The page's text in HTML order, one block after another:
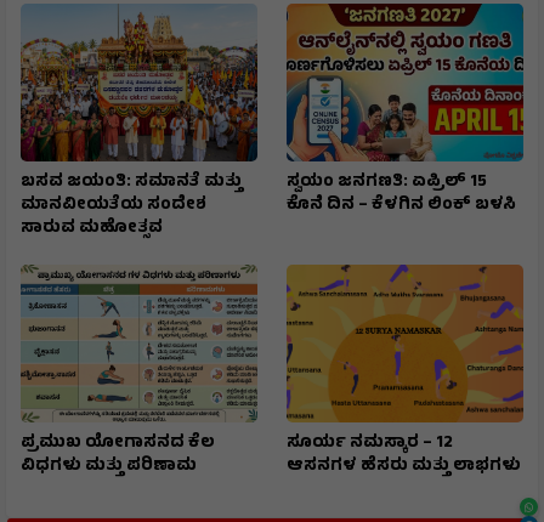
ಬಸವ ಜಯಂತಿ: ಸಮಾನತೆ ಮತ್ತು
ಮಾನವೀಯತೆಯ ಸಂದೇಶ
ಸಾರುವ ಮಹೋತ್ಸವ
ಸ್ವಯಂ ಜನಗಣತಿ: ಏಪ್ರಿಲ್ 15
ಕೊನೆ ದಿನ – ಕೆಳಗಿನ ಲಿಂಕ್ ಬಳಸಿ
ಪ್ರಮುಖ ಯೋಗಾಸನದ ಕೆಲ
ವಿಧಗಳು ಮತ್ತು ಪರಿಣಾಮ
ಸೂರ್ಯ ನಮಸ್ಕಾರ – 12
ಆಸನಗಳ ಹೆಸರು ಮತ್ತು ಲಾಭಗಳು